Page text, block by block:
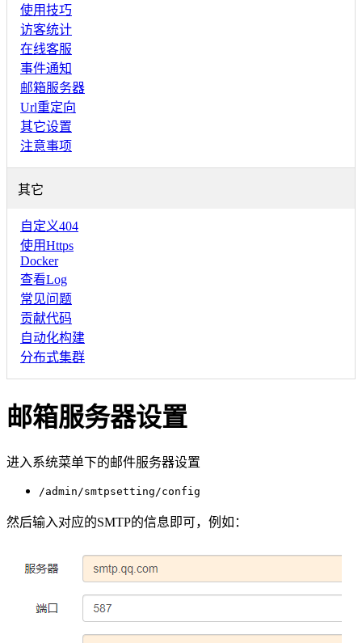
使用技巧
访客统计
在线客服
事件通知
邮箱服务器
Url重定向
其它设置
注意事项
其它
自定义404
使用Https
Docker
查看Log
常见问题
贡献代码
自动化构建
分布式集群
邮箱服务器设置
进入系统菜单下的邮件服务器设置
/admin/smtpsetting/config
然后输入对应的SMTP的信息即可，例如：